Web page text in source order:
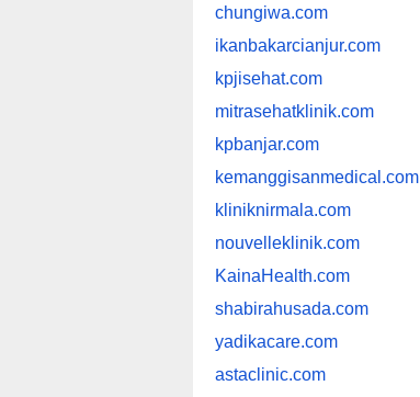
chungiwa.com
ikanbakarcianjur.com
kpjisehat.com
mitrasehatklinik.com
kpbanjar.com
kemanggisanmedical.com
kliniknirmala.com
nouvelleklinik.com
KainaHealth.com
shabirahusada.com
yadikacare.com
astaclinic.com